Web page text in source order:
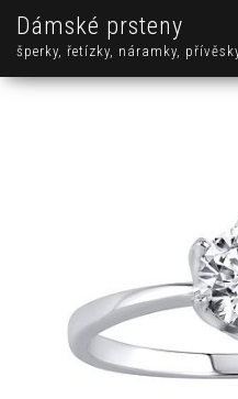
Dámské prsteny
šperky, řetízky, náramky,